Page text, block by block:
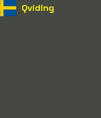
Qviding